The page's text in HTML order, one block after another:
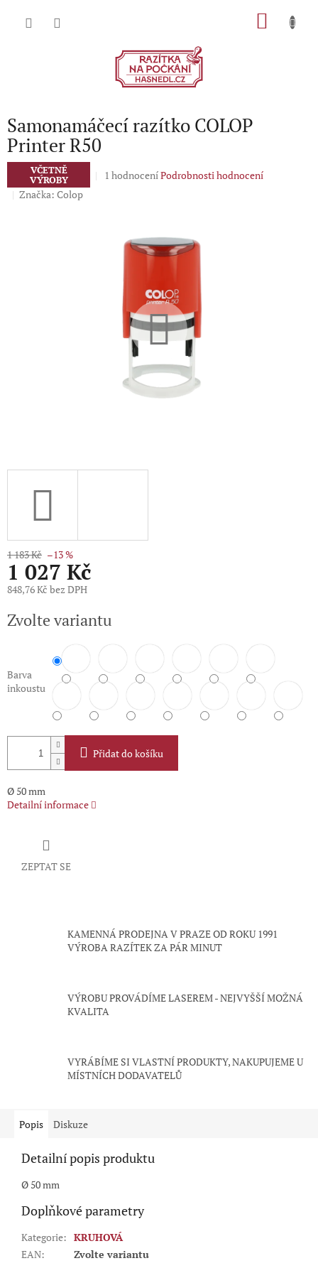
Samonamáčecí razítko COLOP
Printer R50
VČETNĚ
VÝROBY
Průměrné
1 hodnoceníPodrobnosti hodnocení
Značka: Colop
1 183 Kč –13 %
1 027 Kč
848,76 Kč bez DPH
cena:
Zvolte variantu
Barva
inkoustu
Přidat do košíku
Ø 50 mm
Detailní informace
ZEPTAT SE
KAMENNÁ PRODEJNA V PRAZE OD ROKU 1991
VÝROBA RAZÍTEK ZA PÁR MINUT
VÝROBU PROVÁDÍME LASEREM - NEJVYŠŠÍ MOŽNÁ
KVALITA
VYRÁBÍME SI VLASTNÍ PRODUKTY, NAKUPUJEME U
MÍSTNÍCH DODAVATELŮ
Popis Diskuze
Detailní popis produktu
Ø 50 mm
Doplňkové parametry
Kategorie: KRUHOVÁ
EAN: Zvolte variantu